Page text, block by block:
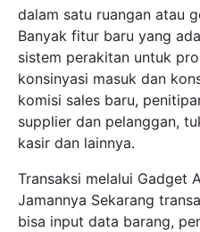
dalam satu ruangan atau
Banyak fitur baru yang
sistem perakitan untuk
konsinyasi masuk dan
komisi sales baru,
supplier dan pelanggan,
kasir dan lainnya.
Transaksi melalui Gadget
Jamannya Sekarang
bisa input data barang,